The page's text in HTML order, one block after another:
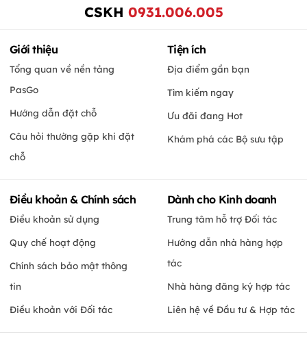
CSKH 0931.006.005
Giới thiệu
Tổng quan về nền tảng
PasGo
Hướng dẫn đặt chỗ
Câu hỏi thường gặp khi đặt
chỗ
Tiện ích
Địa điểm gần bạn
Tìm kiếm ngay
Ưu đãi đang Hot
Khám phá các Bộ sưu tập
Điều khoản & Chính sách
Điều khoản sử dụng
Quy chế hoạt động
Chính sách bảo mật thông
tin
Điều khoản với Đối tác
Dành cho Kinh doanh
Trung tâm hỗ trợ Đối tác
Hướng dẫn nhà hàng hợp
tác
Nhà hàng đăng ký hợp tác
Liên hệ về Đầu tư & Hợp tác